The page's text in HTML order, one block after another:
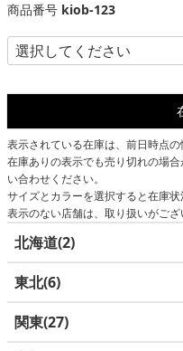
商品番号 kiob-123
表示されている在庫は、前日時点の
在庫ありの表示でも売り切れの場
い合わせください。
サイズとカラーを選択すると在庫状
表示のない店舗は、取り扱いがござ
北海道 2
東北 6
関東 27